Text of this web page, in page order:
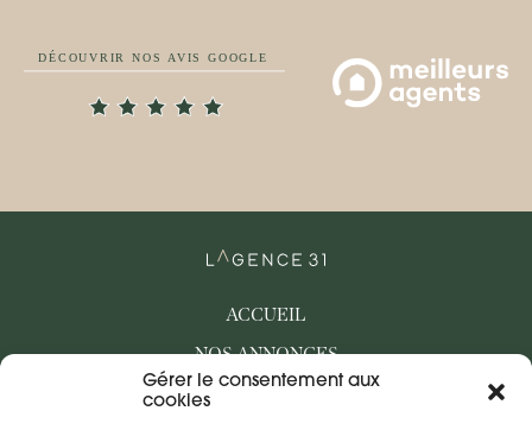
Gérer le consentement aux
cookies
ACCUEIL
NOS ANNONCES
BIENS VENDUS